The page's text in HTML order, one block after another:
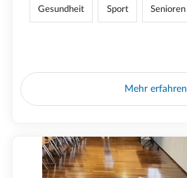
Gesundheit Sport Senioren
Mehr erfahren